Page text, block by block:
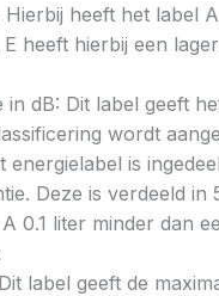
heeft het label
heeft hierbij een
in dB: Dit label geeft
wordt
energielabel is
Deze is verdeeld in
0.1 liter minder dan
label geeft de